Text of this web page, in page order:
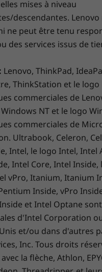
mises à niveau
descendantes.
ne peut être tenu
des services issus de
Lenovo, ThinkPad,
ThinkStation et le
commerciales de
NT et le logo
commerciales de
Ultrabook, Celeron,
Intel, le logo Intel, Intel
Intel Core, Intel Inside,
vPro, Itanium, Itanium
Inside, vPro
et Intel Optane
d'Intel Corporation
et/ou dans d'autres
Inc. Tous droits
la flèche, Athlon,